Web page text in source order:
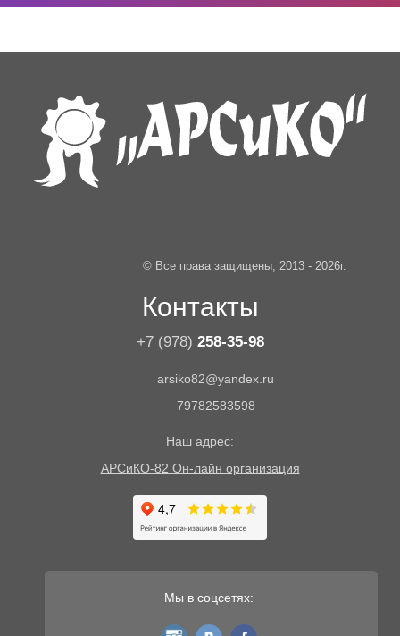
© Все права защищены, 2013 - 2026г.
Контакты
+7 (978) 258-35-98
arsiko82@yandex.ru
79782583598
Наш адрес:
АРСиКО-82 Он-лайн организация
Мы в соцсетях:
instagram
vk fb